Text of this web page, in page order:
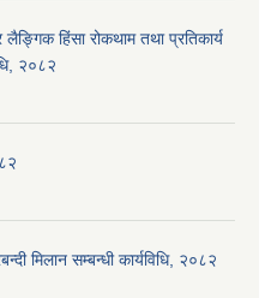
हिंसा रोकथाम तथा प्रतिकार्य
२०८२
मिलान सम्बन्धी कार्यविधि, २०८२